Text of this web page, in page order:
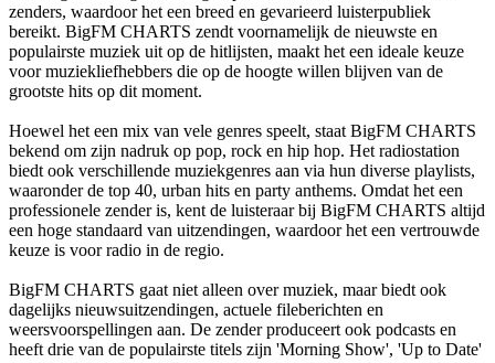
zenders, waardoor het een breed en gevarieerd luisterpubliek
bereikt. BigFM CHARTS zendt voornamelijk de nieuwste en
populairste muziek uit op de hitlijsten, maakt het een ideale keuze
voor muziekliefhebbers die op de hoogte willen blijven van de
grootste hits op dit moment.
Hoewel het een mix van vele genres speelt, staat BigFM CHARTS
bekend om zijn nadruk op pop, rock en hip hop. Het radiostation
biedt ook verschillende muziekgenres aan via hun diverse playlists,
waaronder de top 40, urban hits en party anthems. Omdat het een
professionele zender is, kent de luisteraar bij BigFM CHARTS altijd
een hoge standaard van uitzendingen, waardoor het een vertrouwde
keuze is voor radio in de regio.
BigFM CHARTS gaat niet alleen over muziek, maar biedt ook
dagelijks nieuwsuitzendingen, actuele fileberichten en
weersvoorspellingen aan. De zender produceert ook podcasts en
heeft drie van de populairste titels zijn 'Morning Show', 'Up to Date'